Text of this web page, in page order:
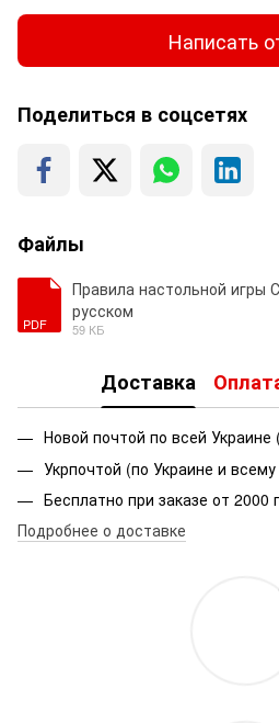
Написать
Поделиться в соцсетях
Файлы
PDF
Правила настольной игры
русском
59 КБ
Доставка
Новой почтой по всей Украине
Укрпочтой (по Украине и
Бесплатно при заказе от 2000
Подробнее о доставке